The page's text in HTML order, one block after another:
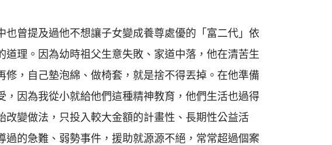
曾提及過他不想讓子女變成養尊處優的「富二代」依
理。因為幼時祖父生意失敗、家道中落，他在清苦生
，自己墊泡綿、做椅套，就是捨不得丟掉。在他準備
因為我從小就給他們這種精神教育，他們生活也過得
變做法，只投入較大金額的計畫性、長期性公益活
的急難、弱勢事件，援助就源源不絕，常常超過個案